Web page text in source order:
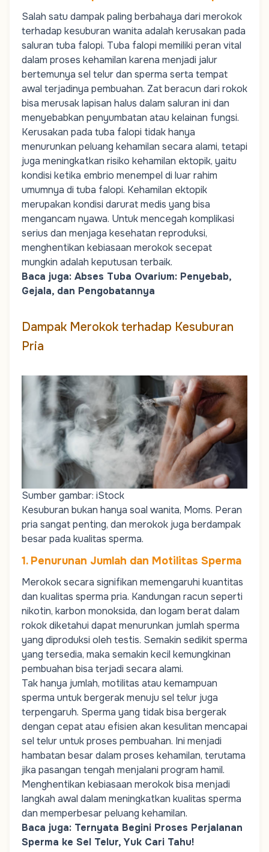
Salah satu dampak paling berbahaya dari merokok
terhadap kesuburan wanita adalah kerusakan pada
saluran tuba falopi. Tuba falopi memiliki peran vital
dalam proses kehamilan karena menjadi jalur
bertemunya sel telur dan sperma serta tempat
awal terjadinya pembuahan. Zat beracun dari rokok
bisa merusak lapisan halus dalam saluran ini dan
menyebabkan penyumbatan atau kelainan fungsi.
Kerusakan pada tuba falopi tidak hanya
menurunkan peluang kehamilan secara alami, tetapi
juga meningkatkan risiko kehamilan ektopik, yaitu
kondisi ketika embrio menempel di luar rahim
umumnya di tuba falopi. Kehamilan ektopik
merupakan kondisi darurat medis yang bisa
mengancam nyawa. Untuk mencegah komplikasi
serius dan menjaga kesehatan reproduksi,
menghentikan kebiasaan merokok secepat
mungkin adalah keputusan terbaik.
Baca juga: Abses Tuba Ovarium: Penyebab,
Gejala, dan Pengobatannya
Dampak Merokok terhadap Kesuburan
Pria
Sumber gambar: iStock
Kesuburan bukan hanya soal wanita, Moms. Peran
pria sangat penting, dan merokok juga berdampak
besar pada kualitas sperma.
1. Penurunan Jumlah dan Motilitas Sperma
Merokok secara signifikan memengaruhi kuantitas
dan kualitas sperma pria. Kandungan racun seperti
nikotin, karbon monoksida, dan logam berat dalam
rokok diketahui dapat menurunkan jumlah sperma
yang diproduksi oleh testis. Semakin sedikit sperma
yang tersedia, maka semakin kecil kemungkinan
pembuahan bisa terjadi secara alami.
Tak hanya jumlah, motilitas atau kemampuan
sperma untuk bergerak menuju sel telur juga
terpengaruh. Sperma yang tidak bisa bergerak
dengan cepat atau efisien akan kesulitan mencapai
sel telur untuk proses pembuahan. Ini menjadi
hambatan besar dalam proses kehamilan, terutama
jika pasangan tengah menjalani program hamil.
Menghentikan kebiasaan merokok bisa menjadi
langkah awal dalam meningkatkan kualitas sperma
dan memperbesar peluang kehamilan.
Baca juga: Ternyata Begini Proses Perjalanan
Sperma ke Sel Telur, Yuk Cari Tahu!